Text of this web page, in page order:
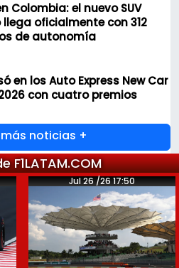
Colombia: el nuevo SUV
oficialmente con 312
de autonomía
en los Auto Express New Car
con cuatro premios
noticias +
F1LATAM.COM
Jul 26 /26 17:50